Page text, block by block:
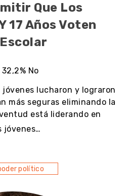
Que Los
17 Años Voten
No
jóvenes lucharon y lograron
más seguras eliminando la
está liderando en
jóvenes…
político